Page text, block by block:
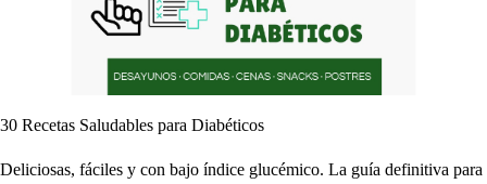
30 Recetas Saludables para Diabéticos
Deliciosas, fáciles y con bajo índice glucémico. La guía definitiva para